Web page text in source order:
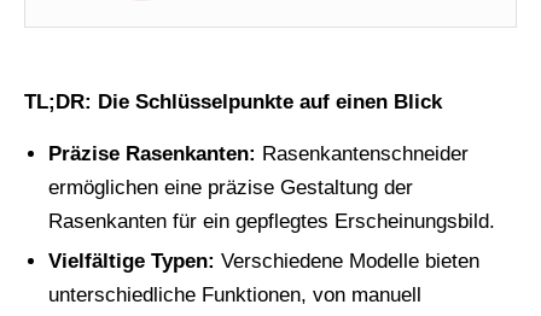
TL;DR: Die Schlüsselpunkte auf einen Blick
Präzise Rasenkanten: Rasenkantenschneider
ermöglichen eine präzise Gestaltung der
Rasenkanten für ein gepflegtes Erscheinungsbild.
Vielfältige Typen: Verschiedene Modelle bieten
unterschiedliche Funktionen, von manuell